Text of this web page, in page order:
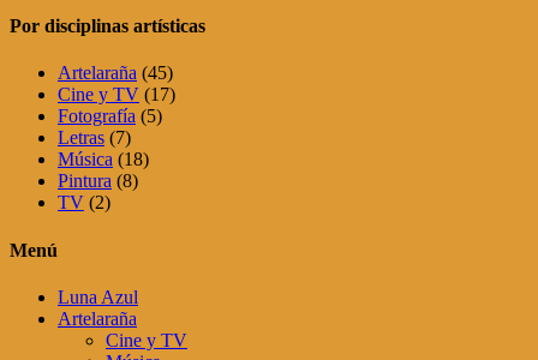
Por disciplinas artísticas
Artelaraña (45)
Cine y TV (17)
Fotografía (5)
Letras (7)
Música (18)
Pintura (8)
TV (2)
Menú
Luna Azul
Artelaraña
Cine y TV